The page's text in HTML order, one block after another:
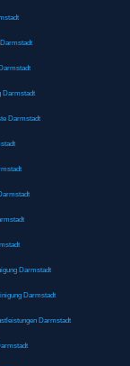
Darmstadt
Darmstadt
Darmstadt
Darmstadt
Darmstadt